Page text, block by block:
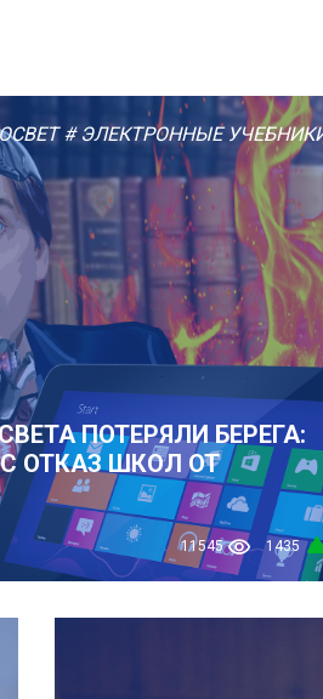
# ЭЛЕКТРОННЫЕ
ПОТЕРЯЛИ БЕРЕГА:
ОТКАЗ ШКОЛ ОТ
11545 1435